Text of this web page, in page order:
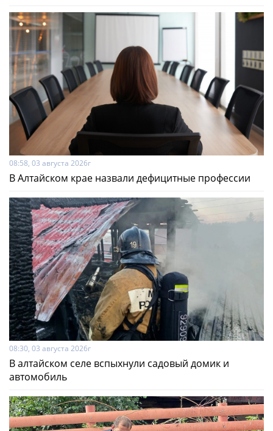
08:58, 03 августа 2026г
В Алтайском крае назвали дефицитные профессии
08:30, 03 августа 2026г
В алтайском селе вспыхнули садовый домик и
автомобиль